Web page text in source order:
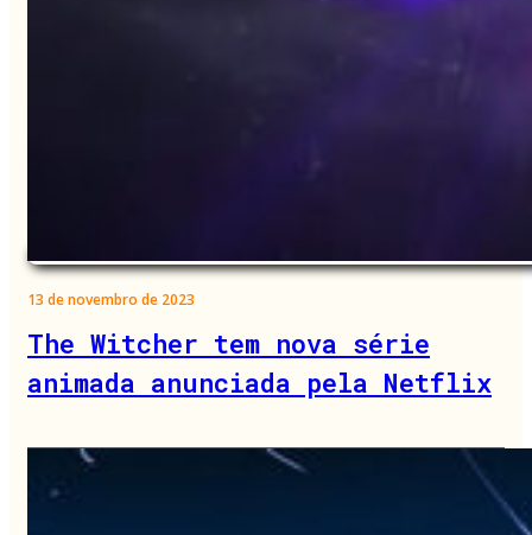
13 de novembro de 2023
The Witcher tem nova série
animada anunciada pela Netflix